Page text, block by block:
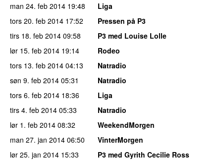
man 24. feb 2014 19:48
Liga
tors 20. feb 2014 17:52
Pressen på P3
tirs 18. feb 2014 09:58
P3 med Louise Lolle
lør 15. feb 2014 19:14
Rodeo
tors 13. feb 2014 04:13
Natradio
søn 9. feb 2014 05:31
Natradio
tors 6. feb 2014 18:36
Liga
tirs 4. feb 2014 05:33
Natradio
lør 1. feb 2014 08:32
WeekendMorgen
man 27. jan 2014 06:50
VinterMorgen
lør 25. jan 2014 15:33
P3 med Gyrith Cecilie Ross